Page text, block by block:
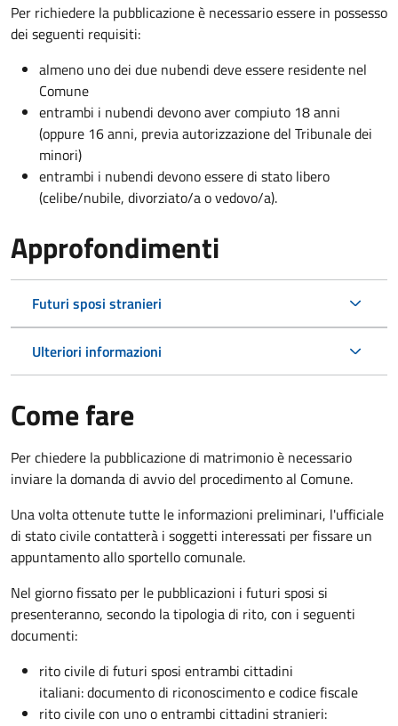
Per richiedere la pubblicazione è necessario essere in possesso
dei seguenti requisiti:
almeno uno dei due nubendi deve essere residente nel
Comune
entrambi i nubendi devono aver compiuto 18 anni
(oppure 16 anni, previa autorizzazione del Tribunale dei
minori)
entrambi i nubendi devono essere di stato libero
(celibe/nubile, divorziato/a o vedovo/a).
Approfondimenti
Futuri sposi stranieri
Ulteriori informazioni
Come fare
Per chiedere la pubblicazione di matrimonio è necessario
inviare la domanda di avvio del procedimento al Comune.
Una volta ottenute tutte le informazioni preliminari, l'ufficiale
di stato civile contatterà i soggetti interessati per fissare un
appuntamento allo sportello comunale.
Nel giorno fissato per le pubblicazioni i futuri sposi si
presenteranno, secondo la tipologia di rito, con i seguenti
documenti:
rito civile di futuri sposi entrambi cittadini
italiani: documento di riconoscimento e codice fiscale
rito civile con uno o entrambi cittadini stranieri: